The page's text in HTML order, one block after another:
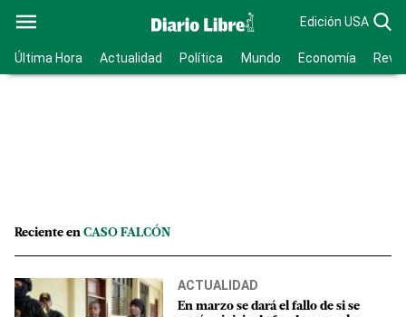
Edición USA
Última Hora Actualidad Política Mundo Economía
Reciente en CASO FALCÓN
ACTUALIDAD
En marzo se dará el fallo de si se